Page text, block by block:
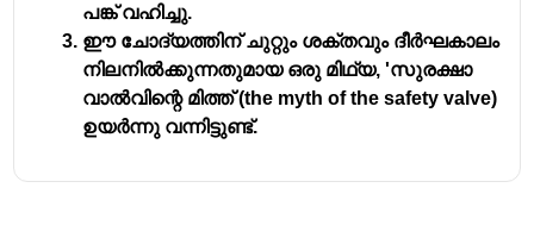
പങ്ക് വഹിച്ചു.
ഈ ചോദ്യത്തിന് ചുറ്റും ശക്തവും ദീർഘകാലം
നിലനിൽക്കുന്നതുമായ ഒരു മിഥ്യ, 'സുരക്ഷാ
വാൽവിന്റെ മിത്ത് (the myth of the safety valve)
ഉയർന്നു വന്നിട്ടുണ്ട്.